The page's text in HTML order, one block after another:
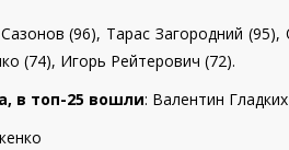
(96), Тарас Загородний
(74), Игорь Рейтерович (72).
в топ-25 вошли: Валентин Гладких